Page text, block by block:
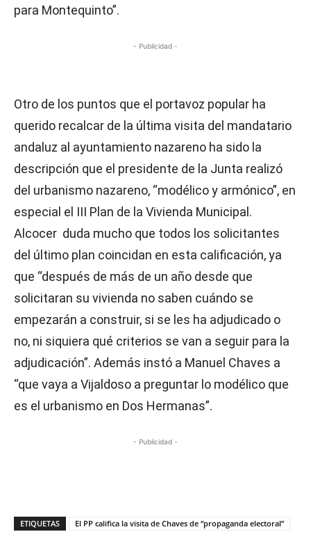
para Montequinto”.
- Publicidad -
Otro de los puntos que el portavoz popular ha
querido recalcar de la última visita del mandatario
andaluz al ayuntamiento nazareno ha sido la
descripción que el presidente de la Junta realizó
del urbanismo nazareno, “modélico y armónico”, en
especial el III Plan de la Vivienda Municipal.
Alcocer duda mucho que todos los solicitantes
del último plan coincidan en esta calificación, ya
que “después de más de un año desde que
solicitaran su vivienda no saben cuándo se
empezarán a construir, si se les ha adjudicado o
no, ni siquiera qué criterios se van a seguir para la
adjudicación”. Además instó a Manuel Chaves a
“que vaya a Vijaldoso a preguntar lo modélico que
es el urbanismo en Dos Hermanas”.
- Publicidad -
ETIQUETAS El PP califica la visita de Chaves de “propaganda electoral”